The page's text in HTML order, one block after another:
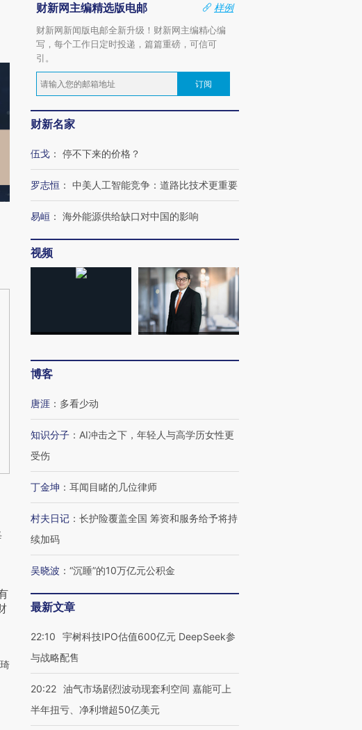
财新网主编精选版电邮
样例
财新网新闻版电邮全新升级！财新网主编精心编
写，每个工作日定时投递，篇篇重磅，可信可
引。
订阅
财新名家
伍戈 ： 停不下来的价格？
罗志恒 ： 中美人工智能竞争：道路比技术更重要
易峘 ： 海外能源供给缺口对中国的影响
视频
博客
唐涯 ： 多看少动
知识分子 ： AI冲击之下，年轻人与高学历女性更
受伤
丁金坤 ： 耳闻目睹的几位律师
村夫日记 ： 长护险覆盖全国 筹资和服务给予将持
续加码
吴晓波 ： “沉睡”的10万亿元公积金
最新文章
22:10
宇树科技IPO估值600亿元 DeepSeek参
与战略配售
20:22 油气市场剧烈波动现套利空间 嘉能可上
半年扭亏、净利增超50亿美元